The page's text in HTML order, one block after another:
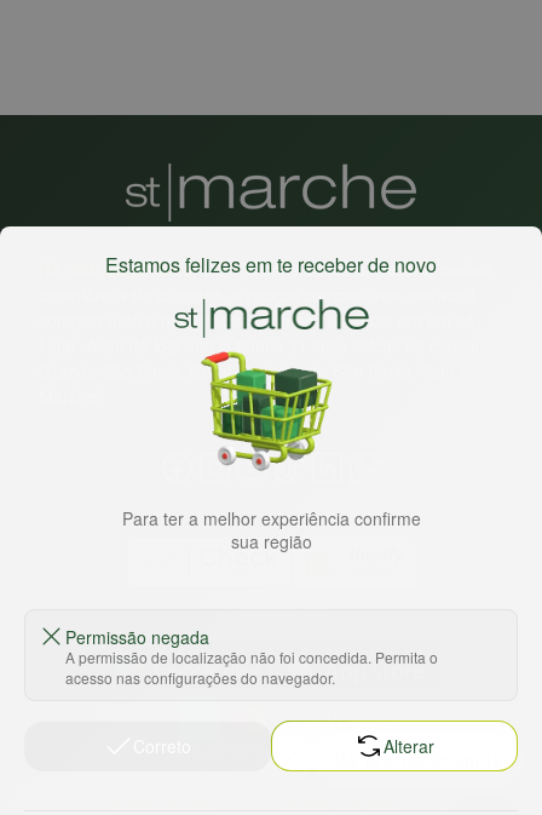
Há mais de 22 anos, o St. Marche busca oferecer a melhor
experiência de compras, a preços competitivos, pra você
comprar tudo o que precisa para seu dia a dia em um só
lugar. Além da loja online temos 31 lojas físicas na capital,
Grande São Paulo, litoral e interior de São Paulo. Vem ser
HORTUS COMERCIO DE ALIMENTOS S.A
CNPJ: 09.000.493/0002-15
Estamos felizes em te receber de novo
Para ter a melhor experiência confirme
sua região
Permissão negada
A permissão de localização não foi concedida. Permita o
acesso nas configurações do navegador.
Alterar